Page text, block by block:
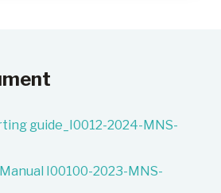
guide_I0012-2024-MNS-
I00100-2023-MNS-